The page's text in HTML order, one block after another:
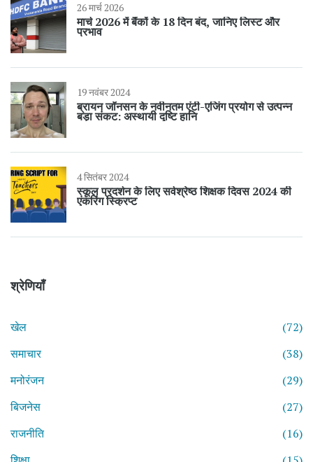
26 मार्च 2026
मार्च 2026 में बैंकों के 18 दिन बंद, जानिए लिस्ट और
प्रभाव
19 नवंबर 2024
ब्रायन जॉनसन के नवीनतम एंटी-एजिंग प्रयोग से उत्पन्न
बड़ा संकट: अस्थायी दृष्टि हानि
4 सितंबर 2024
स्कूल प्रदर्शन के लिए सर्वश्रेष्ठ शिक्षक दिवस 2024 की
एंकरिंग स्क्रिप्ट
श्रेणियाँ
खेल
(72)
समाचार
(38)
मनोरंजन
(29)
बिजनेस
(27)
राजनीति
(16)